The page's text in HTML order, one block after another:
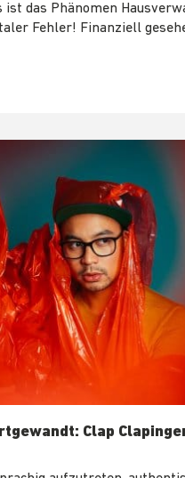
ist das Phänomen
Fehler! Finanziell
Clap